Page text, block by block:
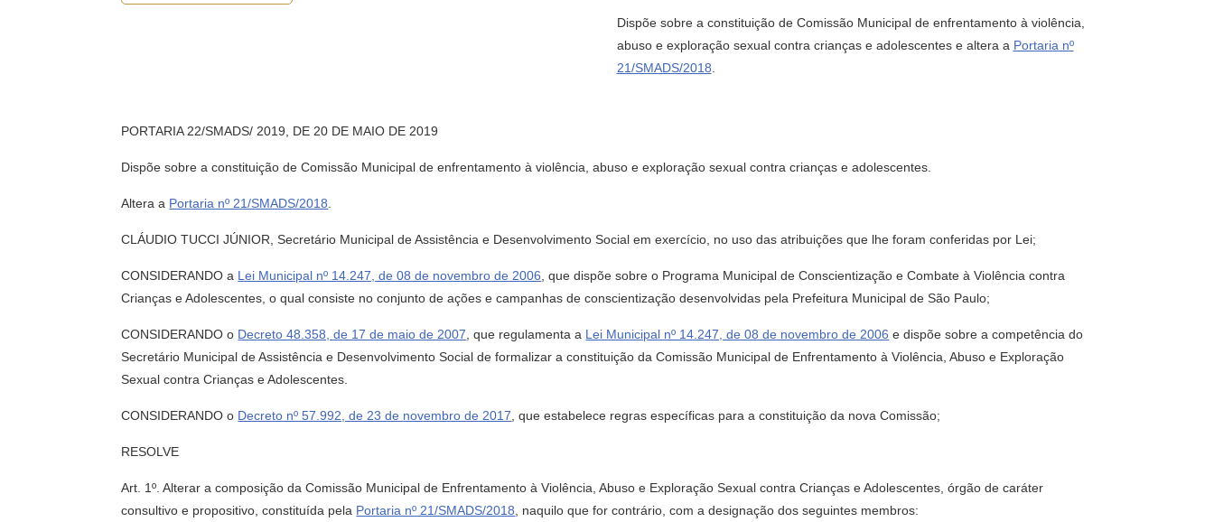
Dispõe sobre a constituição de Comissão Municipal de enfrentamento à violência,
abuso e exploração sexual contra crianças e adolescentes e altera a Portaria nº
21/SMADS/2018
PORTARIA 22/SMADS/ 2019, DE 20 DE MAIO DE 2019
Dispõe sobre a constituição de Comissão Municipal de enfrentamento à violência, abuso e exploração sexual contra crianças e adolescentes.
Altera a Portaria nº 21/SMADS/2018
CLÁUDIO TUCCI JÚNIOR, Secretário Municipal de Assistência e Desenvolvimento Social em exercício, no uso das atribuições que lhe foram conferidas por Lei;
CONSIDERANDO a Lei Municipal nº 14.247, de 08 de novembro de 2006 , que dispõe sobre o Programa Municipal de Conscientização e Combate à Violência contra
Crianças e Adolescentes, o qual consiste no conjunto de ações e campanhas de conscientização desenvolvidas pela Prefeitura Municipal de São Paulo;
CONSIDERANDO o Decreto 48.358, de 17 de maio de 2007 , que regulamenta a Lei Municipal nº 14.247, de 08 de novembro de 2006 e dispõe sobre a competência do
Secretário Municipal de Assistência e Desenvolvimento Social de formalizar a constituição da Comissão Municipal de Enfrentamento à Violência, Abuso e Exploração
Sexual contra Crianças e Adolescentes.
CONSIDERANDO o Decreto nº 57.992, de 23 de novembro de 2017 , que estabelece regras específicas para a constituição da nova Comissão;
RESOLVE
Art. 1º. Alterar a composição da Comissão Municipal de Enfrentamento à Violência, Abuso e Exploração Sexual contra Crianças e Adolescentes, órgão de caráter
consultivo e propositivo, constituída pela Portaria nº 21/SMADS/2018 , naquilo que for contrário, com a designação dos seguintes membros: